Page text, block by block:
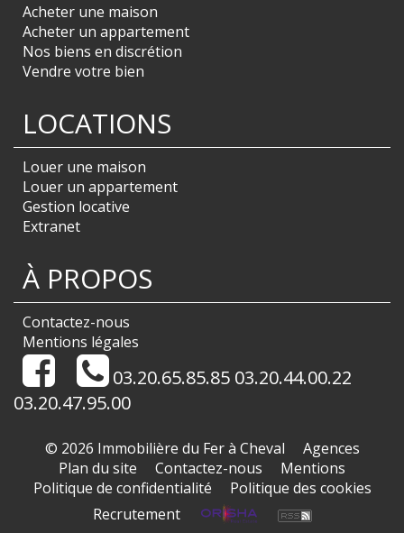
Acheter une maison
Acheter un appartement
Nos biens en discrétion
Vendre votre bien
LOCATIONS
Louer une maison
Louer un appartement
Gestion locative
Extranet
À PROPOS
Contactez-nous
Mentions légales
03.20.65.85.85 03.20.44.00.22
03.20.47.95.00
© 2026 Immobilière du Fer à Cheval
Agences
Plan du site
Contactez-nous
Mentions
Politique de confidentialité
Politique des cookies
Recrutement